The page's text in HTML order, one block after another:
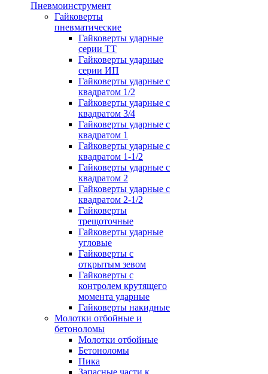
Пневмоинструмент
Гайковерты
пневматические
Гайковерты ударные
серии ТТ
Гайковерты ударные
серии ИП
Гайковерты ударные с
квадратом 1/2
Гайковерты ударные с
квадратом 3/4
Гайковерты ударные с
квадратом 1
Гайковерты ударные с
квадратом 1-1/2
Гайковерты ударные с
квадратом 2
Гайковерты ударные с
квадратом 2-1/2
Гайковерты
трещоточные
Гайковерты ударные
угловые
Гайковерты с
открытым зевом
Гайковерты с
контролем крутящего
момента ударные
Гайковерты накидные
Молотки отбойные и
бетоноломы
Молотки отбойные
Бетоноломы
Пика
Запасные части к